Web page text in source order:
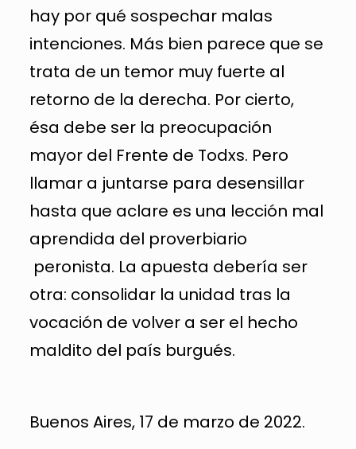
hay por qué sospechar malas
intenciones. Más bien parece que se
trata de un temor muy fuerte al
retorno de la derecha. Por cierto,
ésa debe ser la preocupación
mayor del Frente de Todxs. Pero
llamar a juntarse para desensillar
hasta que aclare es una lección mal
aprendida del proverbiario
peronista. La apuesta debería ser
otra: consolidar la unidad tras la
vocación de volver a ser el hecho
maldito del país burgués.
Buenos Aires, 17 de marzo de 2022.